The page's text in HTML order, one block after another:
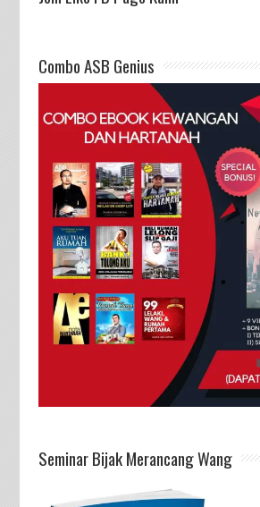
Combo ASB Genius
Seminar Bijak Merancang Wang